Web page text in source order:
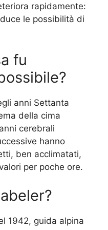
rapidamente:
le possibilità di
fu
anni Settanta
della cima
cerebrali
hanno
ben acclimatati,
per poche ore.
1942, guida alpina